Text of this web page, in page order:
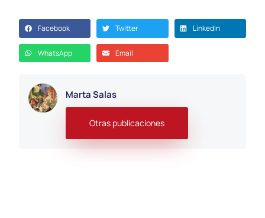
Facebook Twitter LinkedIn
WhatsApp Email
Marta Salas
Otras publicaciones